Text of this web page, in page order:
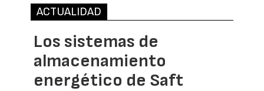
ACTUALIDAD
Los sistemas de
almacenamiento
energético de Saft